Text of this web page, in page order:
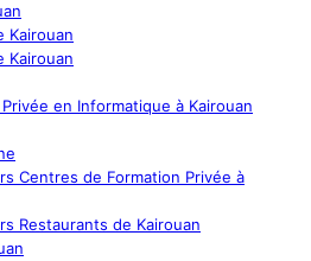
Kairouan
Kairouan
en Informatique à Kairouan
Centres de Formation Privée à
Restaurants de Kairouan